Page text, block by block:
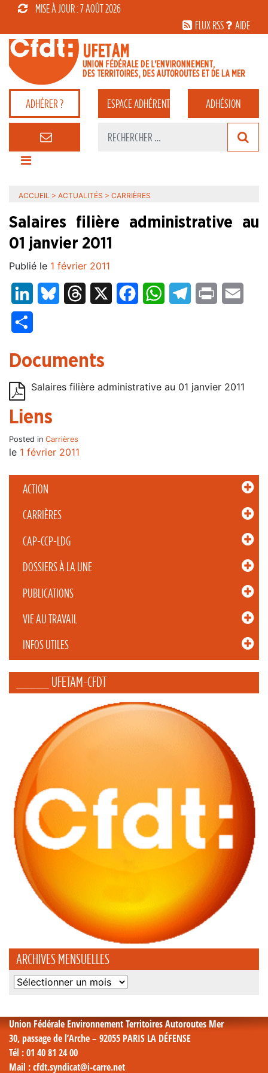
MISE À JOUR : 7 AOÛT 2026
FLUX RSS
AIDE
ADHÉRER ? ESPACEADHÉRENT ADHÉSION
ACTION
CARRIÈRES
CAP-CCP-LDG
DOSSIERS À LA UNE
PUBLICATIONS
VIE AU TRAVAIL
INFOS UTILES
_____ UFETAM-CFDT
ARCHIVES MENSUELLES
Archives
ACCUEIL > ACTUALITÉS > CARRIÈRES
Salaires filière administrative au
01 janvier 2011
Publié le 1 février 2011
LinkedInBluesky Threads FacebookWhatsAppTelegram
Print
Documents
Salaires filière administrative au 01 janvier 2011
Liens
Posted in Carrières
le 1 février 2011
Union Fédérale Environnement Territoires Autoroutes Mer
30, passage de l’Arche – 92055 PARIS LA DÉFENSE
Tél : 01 40 81 24 00
Mail : cfdt.syndicat@i-carre.net